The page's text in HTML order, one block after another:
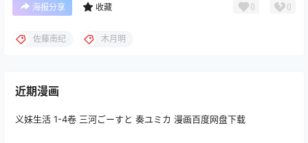
海报分享 收藏 0 0
佐藤南纪 木月明
近期漫画
义妹生活 1-4卷 三河ごーすと 奏ユミカ 漫画百度网盘下载